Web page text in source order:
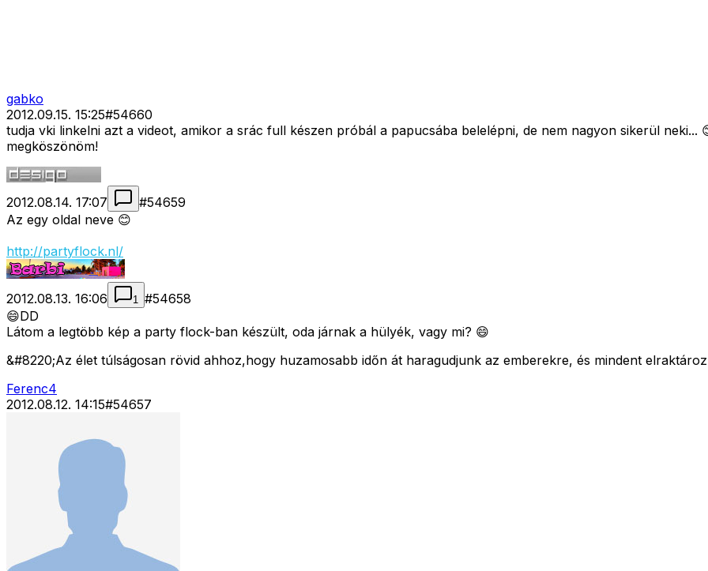
gabko
2012.09.15. 15:25#54660
tudja vki linkelni azt a videot, amikor a srác full készen próbál a papucsába belelépni, de nem nagyon sikerül neki...
megköszönöm!
2012.08.14. 17:07 #54659
Az egy oldal neve 😊
http://partyflock.nl/
2012.08.13. 16:06 1 #54658
😄DD
Látom a legtöbb kép a party flock-ban készült, oda járnak a hülyék, vagy mi? 😄
&#8220;Az élet túlságosan rövid ahhoz,hogy huzamosabb időn át haragudjunk az emberekre, és mindent
Ferenc4
2012.08.12. 14:15#54657